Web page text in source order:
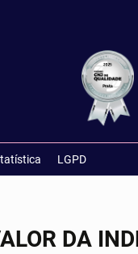
LGPD
DA